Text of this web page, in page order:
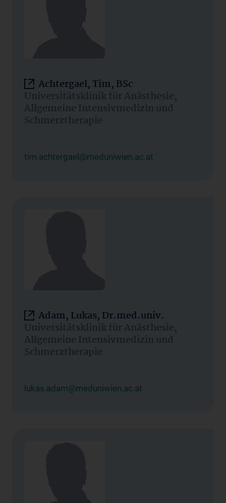
Achtergael, Tim, BSc
Universitätsklinik für Anästhesie,
Allgemeine Intensivmedizin und
Schmerztherapie
tim.achtergael@meduniwien.ac.at
Adam, Lukas, Dr.med.univ.
Universitätsklinik für Anästhesie,
Allgemeine Intensivmedizin und
Schmerztherapie
lukas.adam@meduniwien.ac.at